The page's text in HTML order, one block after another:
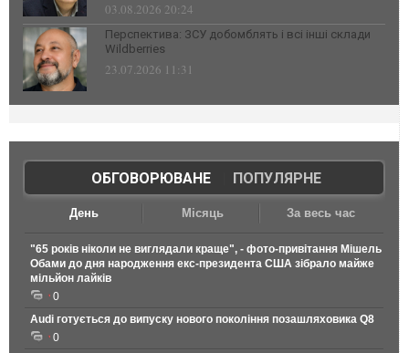
03.08.2026 20:24
Перспектива: ЗСУ добомблять і всі інші склади
Wildberries
23.07.2026 11:31
ОБГОВОРЮВАНЕ| ПОПУЛЯРНЕ
День Місяць За весь час
"65 років ніколи не виглядали краще", - фото-привітання Мішель
Обами до дня народження екс-президента США зібрало майже
мільйон лайків
0
Audi готується до випуску нового покоління позашляховика Q8
0